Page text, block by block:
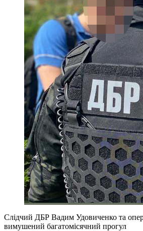
Слідчий ДБР Вадим Удовиченко та
вимушений багатомісячний прогул